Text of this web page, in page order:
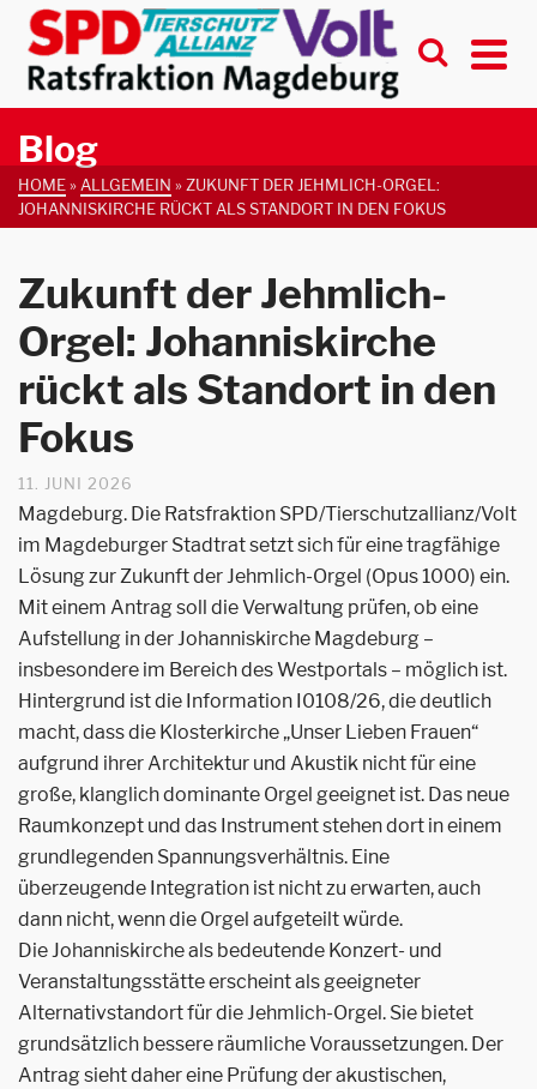
Blog
HOME» ALLGEMEIN »ZUKUNFT DER JEHMLICH-ORGEL:
JOHANNISKIRCHE RÜCKT ALS STANDORT IN DEN FOKUS
Zukunft der Jehmlich-
Orgel: Johanniskirche
rückt als Standort in den
Fokus
11. JUNI 2026
Magdeburg. Die Ratsfraktion SPD/Tierschutzallianz/Volt
im Magdeburger Stadtrat setzt sich für eine tragfähige
Lösung zur Zukunft der Jehmlich-Orgel (Opus 1000) ein.
Mit einem Antrag soll die Verwaltung prüfen, ob eine
Aufstellung in der Johanniskirche Magdeburg –
insbesondere im Bereich des Westportals – möglich ist.
Hintergrund ist die Information I0108/26, die deutlich
macht, dass die Klosterkirche „Unser Lieben Frauen“
aufgrund ihrer Architektur und Akustik nicht für eine
große, klanglich dominante Orgel geeignet ist. Das neue
Raumkonzept und das Instrument stehen dort in einem
grundlegenden Spannungsverhältnis. Eine
überzeugende Integration ist nicht zu erwarten, auch
dann nicht, wenn die Orgel aufgeteilt würde.
Die Johanniskirche als bedeutende Konzert- und
Veranstaltungsstätte erscheint als geeigneter
Alternativstandort für die Jehmlich-Orgel. Sie bietet
grundsätzlich bessere räumliche Voraussetzungen. Der
Antrag sieht daher eine Prüfung der akustischen,